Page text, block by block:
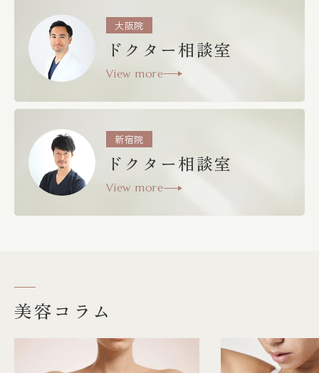
大阪院
ドクター相談室
View more
新宿院
ドクター相談室
View more
美容コラム